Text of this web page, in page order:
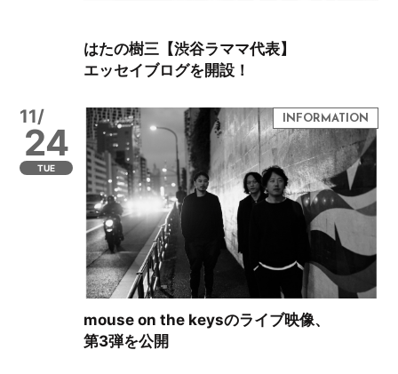
はたの樹三【渋谷ラママ代表】
エッセイブログを開設！
11/
24
TUE
mouse on the keysのライブ映像、
第3弾を公開